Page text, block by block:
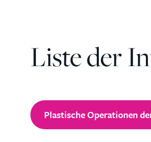
Liste der
Plastische Operationen